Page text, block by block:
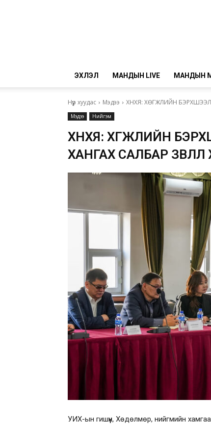
ЭХЛЭЛ МАНДЫН LIVE МАНДЫН
Нүүр хуудас Мэдээ ХНХЯ: ХӨГЖЛИЙН
Мэдээ Нийгэм
ХНХЯ: ХӨГЖЛИЙН
ХАНГАХ САЛБАР
УИХ-ын гишүүн, Хөдөлмөр, нийгмийн